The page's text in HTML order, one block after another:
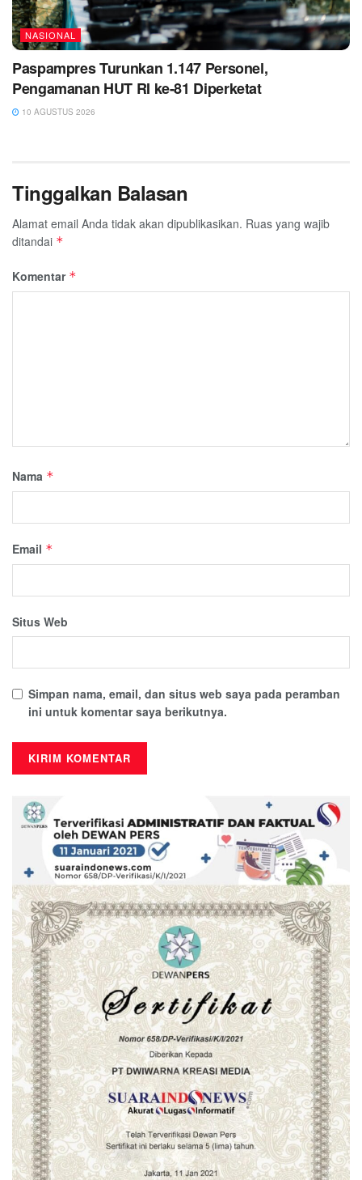
NASIONAL
Paspampres Turunkan 1.147 Personel,
Pengamanan HUT RI ke-81 Diperketat
10 AGUSTUS 2026
Tinggalkan Balasan
Alamat email Anda tidak akan dipublikasikan. Ruas yang wajib
ditandai *
Komentar *
Nama *
Email *
Situs Web
Simpan nama, email, dan situs web saya pada peramban
ini untuk komentar saya berikutnya.